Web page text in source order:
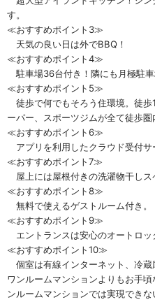
す。
≪おすすめポイント3≫
天気の良い日は外でBBQ！
≪おすすめポイント4≫
駐車場36台付き！隣にも月極駐車
≪おすすめポイント5≫
徒歩で何でもそろう住環境。徒歩
ーパー、スポーツジムが全て徒歩圏
≪おすすめポイント6≫
アプリを利用したクラウド受付サ
≪おすすめポイント7≫
屋上には屋根付きの洗濯物干しス
≪おすすめポイント8≫
無料で使えるゲストルーム付き。
≪おすすめポイント9≫
エントランスは安心のオートロッ
≪おすすめポイント10≫
個室は有線インターネット、冷蔵
ワンルームマンションよりもお手
ンルームマンションでは実現でき